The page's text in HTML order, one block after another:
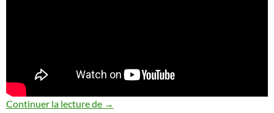
Continuer la lecture de COMMENTAIRE COMPOSE PLAN
→